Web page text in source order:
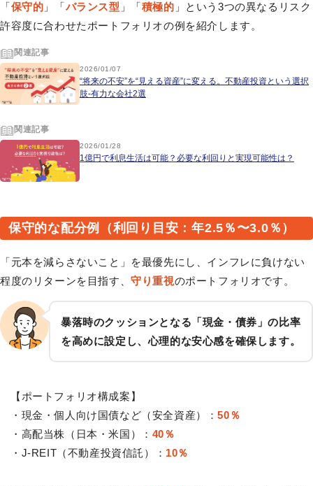
「保守的 」「バランス型 」「積極的 」という3つの異なるリスク
許容度に合わせたポートフォリオの例を紹介します。
関連記事
2026/01/07
“将来の不安”を“見える資産”に変える。不動産投資という選択
肢-有力な会社2選
関連記事
2026/01/28
1億円で利息生活は可能？必要な利回りと実現可能性は？
保守的な配分例（利回り目安：年2.5％〜3.0％）
「元本を減らさないこと」を最優先にし、インフレに負けない
程度のリターンを目指す、守り重視のポートフォリオです。
暴落時のクッションとなる「現金・債券」の比率
を高めに設定し、心理的な安心感を確保します。
【ポートフォリオ構成案】
・現金・個人向け国債など（安全資産）：50％
・高配当株（日本・米国）： 40％
・J-REIT（不動産投資信託）： 10％